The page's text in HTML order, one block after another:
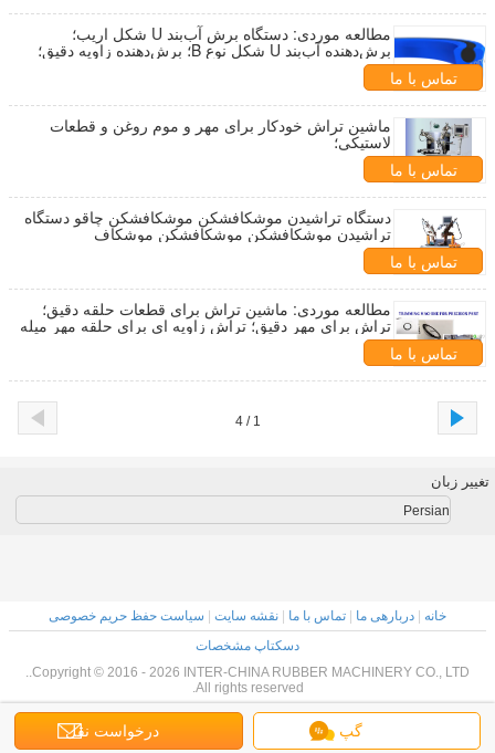
مطالعه موردی: دستگاه برش آب‌بند U شکل اریب؛
برش‌دهنده آب‌بند U شکل نوع B؛ برش‌دهنده زاویه دقیق؛
تماس با ما
ماشین تراش خودکار برای مهر و موم روغن و قطعات
لاستیکی؛
تماس با ما
دستگاه تراشیدن موشکافشکن موشکافشکن چاقو دستگاه
تراشیدن موشکافشکن موشکافشکن موشکاف
تماس با ما
مطالعه موردی: ماشین تراش برای قطعات حلقه دقیق؛
تراش برای مهر دقیق؛ تراش زاویه ای برای حلقه مهر میله
تماس با ما
1 / 4
گپ درخواست نقل
تغییر زبان
Persian
خانه دربارهی ما تماس با ما نقشه سایت
سیاست حفظ حریم خصوصی
دسکتاپ مشخصات
Copyright © 2016 - 2026 INTER-CHINA RUBBER MACHINERY CO., LTD..
All rights reserved.